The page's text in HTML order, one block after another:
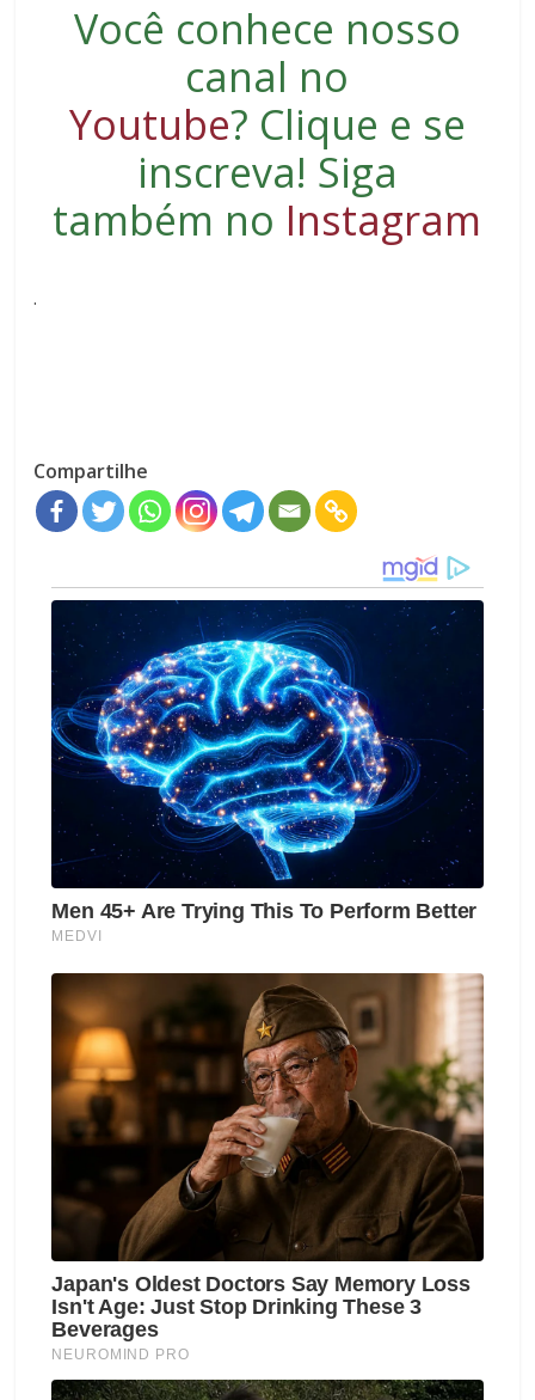
Você conhece nosso
canal no
Youtube? Clique e se
inscreva! Siga
também no Instagram
.
Compartilhe